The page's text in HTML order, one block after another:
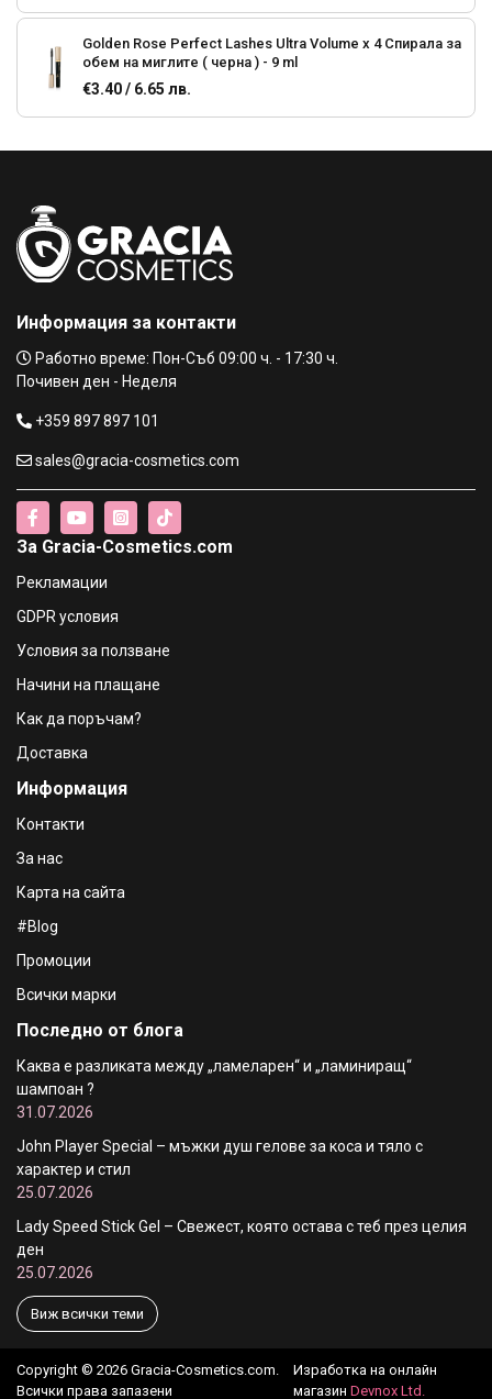
Golden Rose Perfect Lashes Ultra Volume x 4 Спирала за
обем на миглите ( черна ) - 9 ml
€3.40 / 6.65 лв.
Golden Rose Perfect Lashes 2 in1 Volume & Lenght
Goldan Rose Infinity Lash Volume & Length Спирала за
мигли за обем и дължина-(черна)
Golden Rose LASH LOVING Спирала за обем и дължина
на миглите - 12 ml
Golden Rose Perfect Lashes Blue mascara Спирала за
€3.40 / 6.65 лв.
блестящи частици
€4.56 / 8.92 лв.
- 5 ml
€3.49 / 6.83 лв.
черна ) - 8,5 ml
€3.49 / 6.83 лв.
Информация за контакти
Работно време: Пон-Съб 09:00 ч. - 17:30 ч.
Почивен ден - Неделя
+359 897 897 101
sales@gracia-cosmetics.com
За Gracia-Cosmetics.com
Рекламации
GDPR условия
Условия за ползване
Начини на плащане
Как да поръчам?
Доставка
Информация
Контакти
За нас
Карта на сайта
#Blog
Промоции
Всички марки
Последно от блога
Каква е разликата между „ламеларен“ и „ламиниращ“
шампоан ?
31.07.2026
John Player Special – мъжки душ гелове за коса и тяло с
характер и стил
25.07.2026
Lady Speed Stick Gel – Свежест, която остава с теб през целия
ден
25.07.2026
Виж всички теми
Copyright © 2026 Gracia-Cosmetics.com.
Всички права запазени
Изработка на онлайн
магазин Devnox Ltd.